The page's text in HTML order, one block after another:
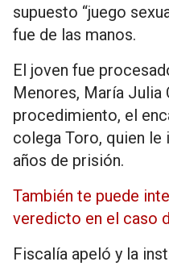
supuesto “juego
fue de las manos.
El joven fue
Menores, María Julia
procedimiento, el
colega Toro, quien le
años de prisión.
También te puede
veredicto en el caso
Fiscalía apeló y la